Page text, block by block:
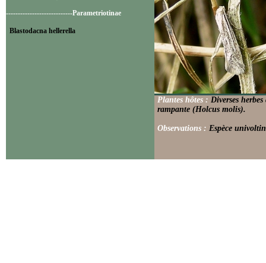
----------------------------Parametriotinae
Blastodacna hellerella
Plantes hôtes : Diverses
rampante (Holcus molis).
Observations : Espèce